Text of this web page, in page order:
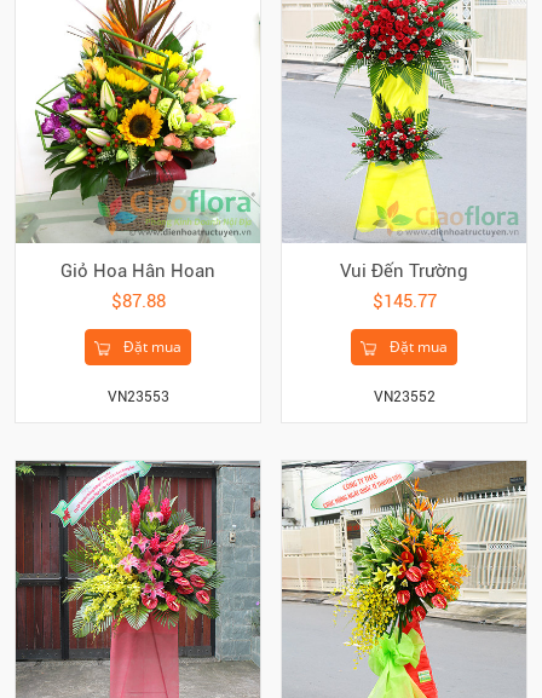
Giỏ Hoa Hân Hoan
$87.88
Đặt mua
VN23553
Vui Đến Trường
$145.77
Đặt mua
VN23552